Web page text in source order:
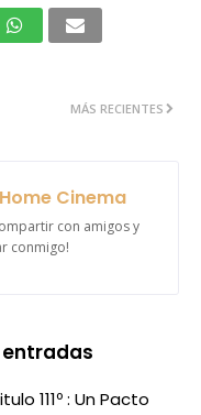
MÁS RECIENTES
Home Cinema
con amigos y
conmigo!
111º : Un Pacto